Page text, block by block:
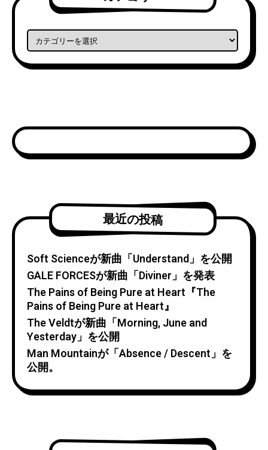
カテゴリー
最近の投稿
Soft Scienceが新曲「Understand」を公開
GALE FORCESが新曲「Diviner」を発表
The Pains of Being Pure at Heart『The
Pains of Being Pure at Heart』
The Veldtが新曲「Morning, June and
Yesterday」を公開
Man Mountainが「Absence / Descent」を
公開。